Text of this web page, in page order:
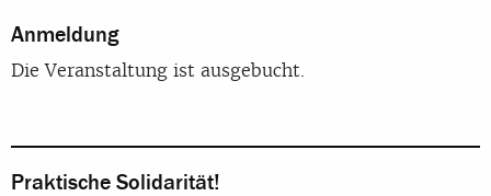
Anmeldung
Die Veranstaltung ist ausgebucht.
Praktische Solidarität!